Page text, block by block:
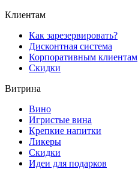
Клиентам
Как зарезервировать?
Дисконтная система
Корпоративным клиентам
Скидки
Витрина
Вино
Игристые вина
Крепкие напитки
Ликеры
Скидки
Идеи для подарков